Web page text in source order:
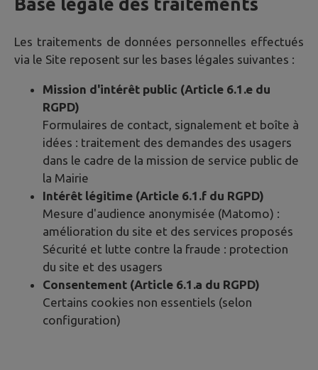
Les traitements de données personnelles effectués
via le Site reposent sur les bases légales suivantes :
Mission d'intérêt public (Article 6.1.e du
RGPD)
Formulaires de contact, signalement et boîte à
idées : traitement des demandes des usagers
dans le cadre de la mission de service public de
la Mairie
Intérêt légitime (Article 6.1.f du RGPD)
Mesure d'audience anonymisée (Matomo) :
amélioration du site et des services proposés
Sécurité et lutte contre la fraude : protection
du site et des usagers
Consentement (Article 6.1.a du RGPD)
Certains cookies non essentiels (selon
configuration)